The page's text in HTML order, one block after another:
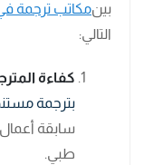
بينمكاتب ترجمة
التالي:
كفاءة
بترجمة
سابقة أعمال
طبي.